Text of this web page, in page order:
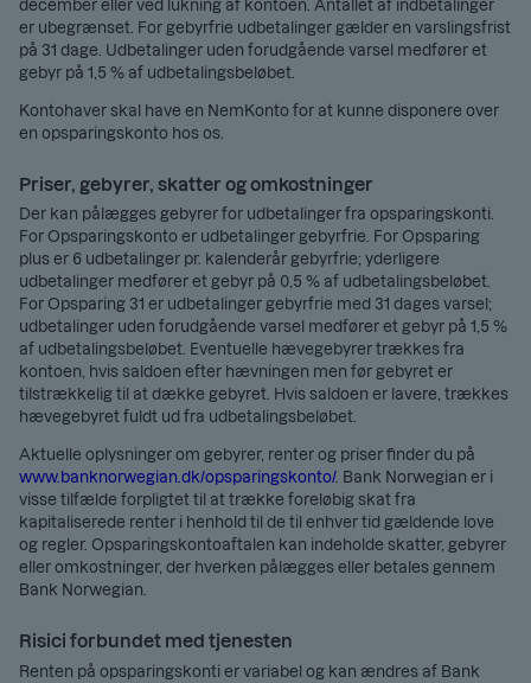
december eller ved lukning af kontoen. Antallet af indbetalinger
er ubegrænset. For gebyrfrie udbetalinger gælder en varslingsfrist
på 31 dage. Udbetalinger uden forudgående varsel medfører et
gebyr på 1,5 % af udbetalingsbeløbet.
Kontohaver skal have en NemKonto for at kunne disponere over
en opsparingskonto hos os.
Priser, gebyrer, skatter og omkostninger
Der kan pålægges gebyrer for udbetalinger fra opsparingskonti.
For Opsparingskonto er udbetalinger gebyrfrie. For Opsparing
plus er 6 udbetalinger pr. kalenderår gebyrfrie; yderligere
udbetalinger medfører et gebyr på 0,5 % af udbetalingsbeløbet.
For Opsparing 31 er udbetalinger gebyrfrie med 31 dages varsel;
udbetalinger uden forudgående varsel medfører et gebyr på 1,5 %
af udbetalingsbeløbet. Eventuelle hævegebyrer trækkes fra
kontoen, hvis saldoen efter hævningen men før gebyret er
tilstrækkelig til at dække gebyret. Hvis saldoen er lavere, trækkes
hævegebyret fuldt ud fra udbetalingsbeløbet.
Aktuelle oplysninger om gebyrer, renter og priser finder du på
www.banknorwegian.dk/opsparingskonto/. Bank Norwegian er i
visse tilfælde forpligtet til at trække foreløbig skat fra
kapitaliserede renter i henhold til de til enhver tid gældende love
og regler. Opsparingskontoaftalen kan indeholde skatter, gebyrer
eller omkostninger, der hverken pålægges eller betales gennem
Bank Norwegian.
Risici forbundet med tjenesten
Renten på opsparingskonti er variabel og kan ændres af Bank